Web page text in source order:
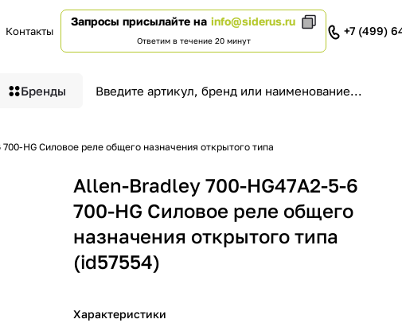
Контакты
Запросы присылайте на info@siderus.ru
Ответим в течение 20 минут
+7 (499)
Бренды
HG Силовое реле общего назначения открытого типа
Allen-Bradley 700-HG47A2-5-6
700-HG Силовое реле общего
назначения открытого типа
(id57554)
Характеристики